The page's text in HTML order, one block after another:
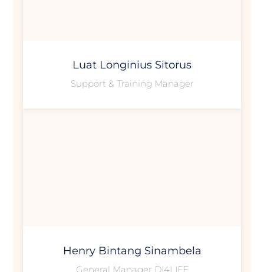
Luat Longinius Sitorus
Support & Training Manager
Henry Bintang Sinambela
General Manager DI4LIFE